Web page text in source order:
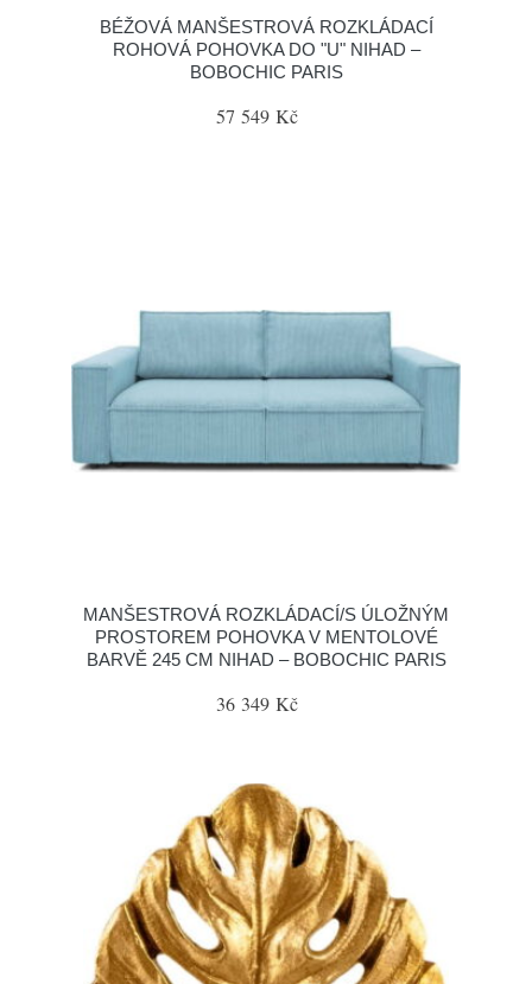
BÉŽOVÁ MANŠESTROVÁ ROZKLÁDACÍ
ROHOVÁ POHOVKA DO "U" NIHAD –
BOBOCHIC PARIS
57 549 Kč
MANŠESTROVÁ ROZKLÁDACÍ/S ÚLOŽNÝM
PROSTOREM POHOVKA V MENTOLOVÉ
BARVĚ 245 CM NIHAD – BOBOCHIC PARIS
36 349 Kč